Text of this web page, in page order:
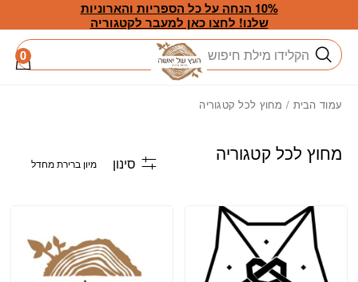
Skip to Content
10% הנחה על כל הספריות והארוניות
שלנו! לחצו כאן למעבר לקטגוריה
חיפוש 0
עמוד הבית / מחוץ לכל קטגוריה
מחוץ לכל קטגוריה סינון